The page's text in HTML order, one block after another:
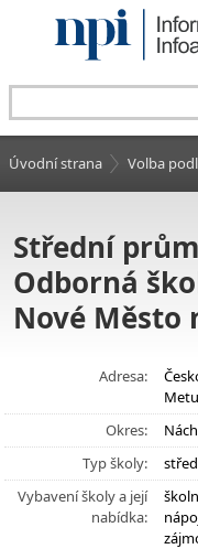
Úvodní strana Volba
Střední
Odborná
Nové Město
Adresa:
Okres:
Typ školy:
Vybavení školy a její
nabídka: